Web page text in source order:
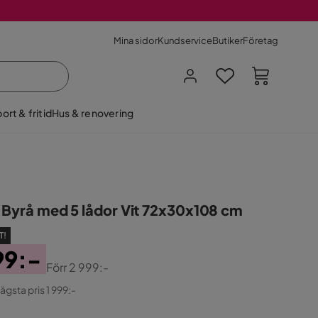
Mina sidorKundserviceButikerFöretag
& fritidHus & renovering
Byrå med 5 lådor Vit 72x30x108 cm
Förr2 999:-
pris 1 999:-